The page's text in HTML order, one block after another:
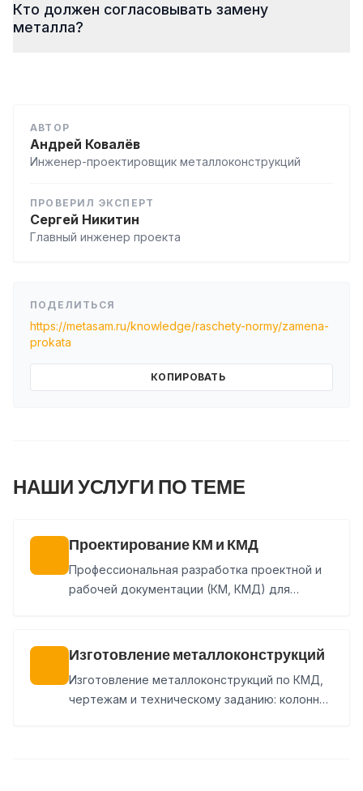
Кто должен согласовывать замену
металла?
АВТОР
Андрей Ковалёв
Инженер-проектировщик металлоконструкций
ПРОВЕРИЛ ЭКСПЕРТ
Сергей Никитин
Главный инженер проекта
ПОДЕЛИТЬСЯ
https://metasam.ru/knowledge/raschety-normy/zamena-
prokata
КОПИРОВАТЬ
НАШИ УСЛУГИ ПО ТЕМЕ
Проектирование КМ и КМД
Профессиональная разработка проектной и
рабочей документации (КМ, КМД) для
Изготовление металлоконструкций
Изготовление металлоконструкций по КМД,
чертежам и техническому заданию: колонны,